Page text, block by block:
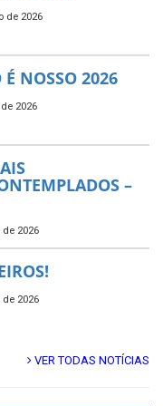
de 2026
É NOSSO 2026
2026
–
2026
2026
VER TODAS NOTÍCIAS